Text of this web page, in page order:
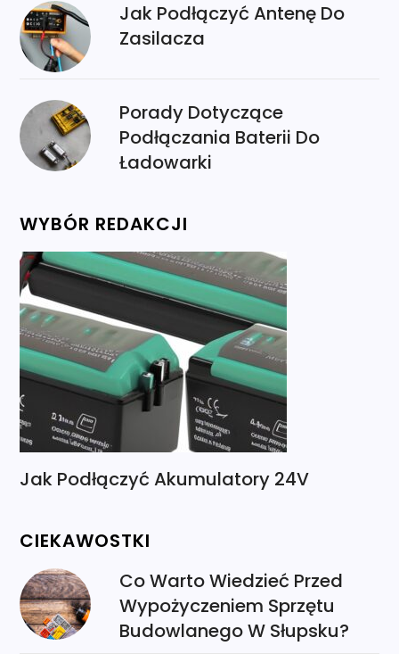
Jak Podłączyć Antenę Do
Zasilacza
Porady Dotyczące
Podłączania Baterii Do
Ładowarki
WYBÓR REDAKCJI
Jak Podłączyć Akumulatory 24V
CIEKAWOSTKI
Co Warto Wiedzieć Przed
Wypożyczeniem Sprzętu
Budowlanego W Słupsku?